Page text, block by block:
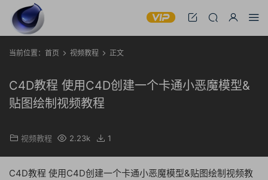
当前位置： 首页 视频教程 正文
C4D教程 使用C4D创建一个卡通小恶魔模型&
贴图绘制视频教程
视频教程 2.23k 1
C4D教程 使用C4D创建一个卡通小恶魔模型&贴图绘制视频教